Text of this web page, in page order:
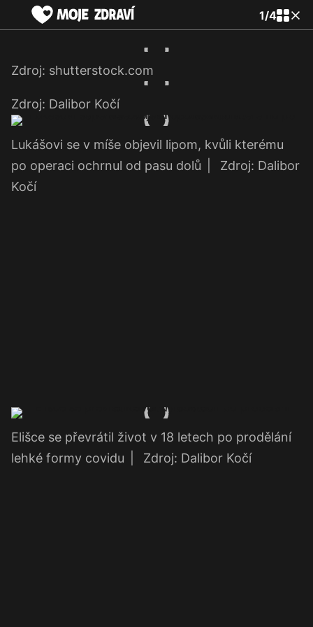
1/4
Zdroj: shutterstock.com
Zdroj: Dalibor Kočí
Lukášovi se v míše objevil lipom, kvůli kterému
po operaci ochrnul od pasu dolů
Zdroj: Dalibor
Kočí
Elišce se převrátil život v 18 letech po prodělání
lehké formy covidu
Zdroj: Dalibor Kočí